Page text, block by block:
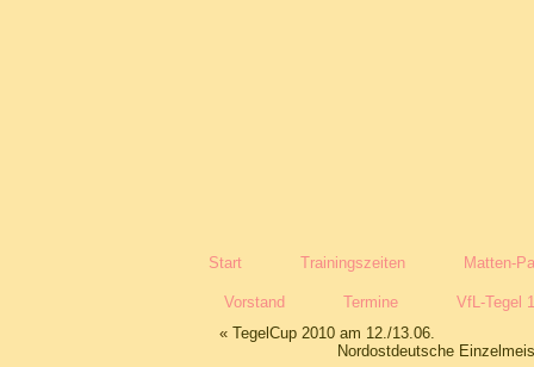
Start Trainingszeiten Matten-
Vorstand Termine
VfL-Tegel
« TegelCup 2010 am 12./13.06.
Nordostdeutsche